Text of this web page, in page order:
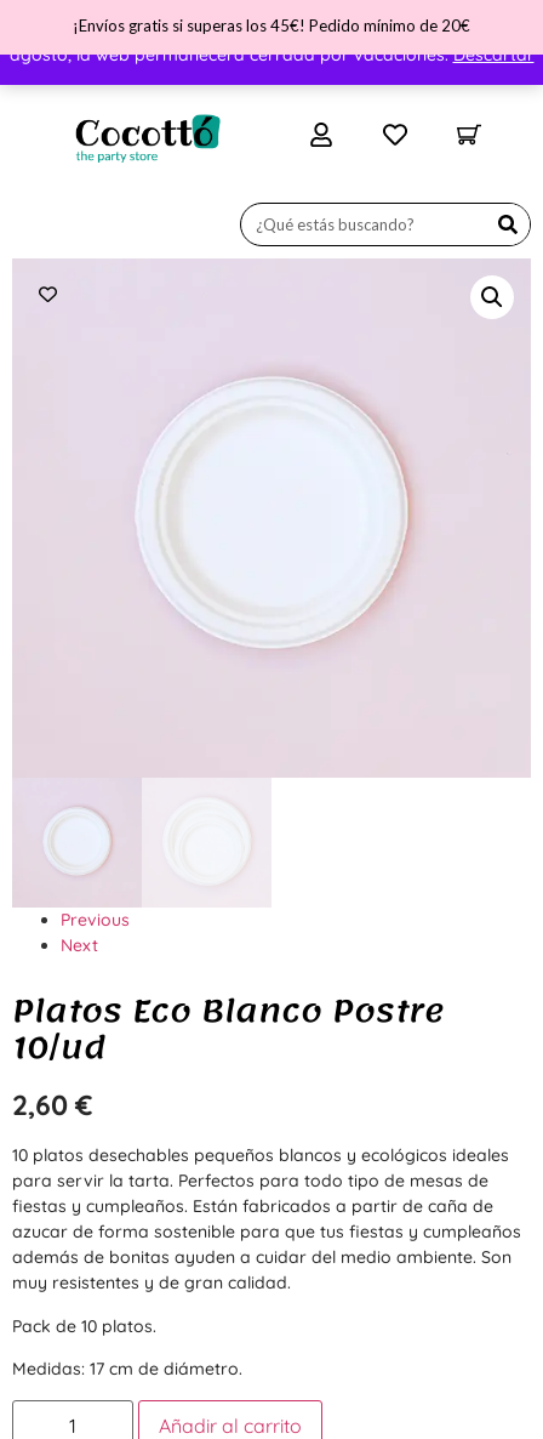
¡Nos vamos de vacaciones! ATENCIÓN - Del día 31 de julio al 11 de
agosto, la web permanecerá cerrada por vacaciones.Descartar
¡Envíos gratis si superas los 45€! Pedido mínimo de 20€
Previous
Next
Platos Eco Blanco Postre
10/ud
2,60 €
10 platos desechables pequeños blancos y ecológicos ideales
para servir la tarta. Perfectos para todo tipo de mesas de
fiestas y cumpleaños. Están fabricados a partir de caña de
azucar de forma sostenible para que tus fiestas y cumpleaños
además de bonitas ayuden a cuidar del medio ambiente. Son
muy resistentes y de gran calidad.
Pack de 10 platos.
Medidas: 17 cm de diámetro.
Añadir al carrito